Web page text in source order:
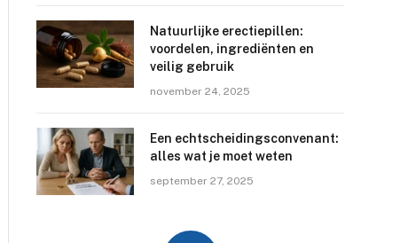
Natuurlijke erectiepillen:
voordelen, ingrediënten en
veilig gebruik
november 24, 2025
Een echtscheidingsconvenant:
alles wat je moet weten
september 27, 2025